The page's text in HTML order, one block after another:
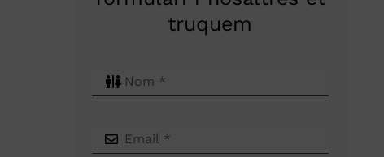
truquem